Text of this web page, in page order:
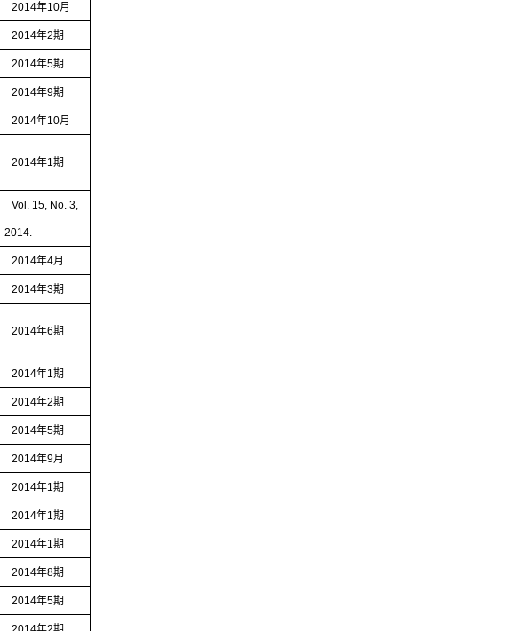
2014年10月
2014年2期
2014年5期
2014年9期
2014年10月
2014年1期
Vol. 15, No. 3,
2014.
2014年4月
2014年3期
2014年6期
2014年1期
2014年2期
2014年5期
2014年9月
2014年1期
2014年1期
2014年1期
2014年8期
2014年5期